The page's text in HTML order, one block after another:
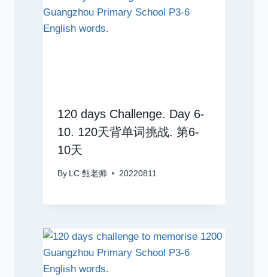
120 days Challenge. Day 6-
10. 120天背单词挑战. 第6-
10天
By LC 甄老师 20220811